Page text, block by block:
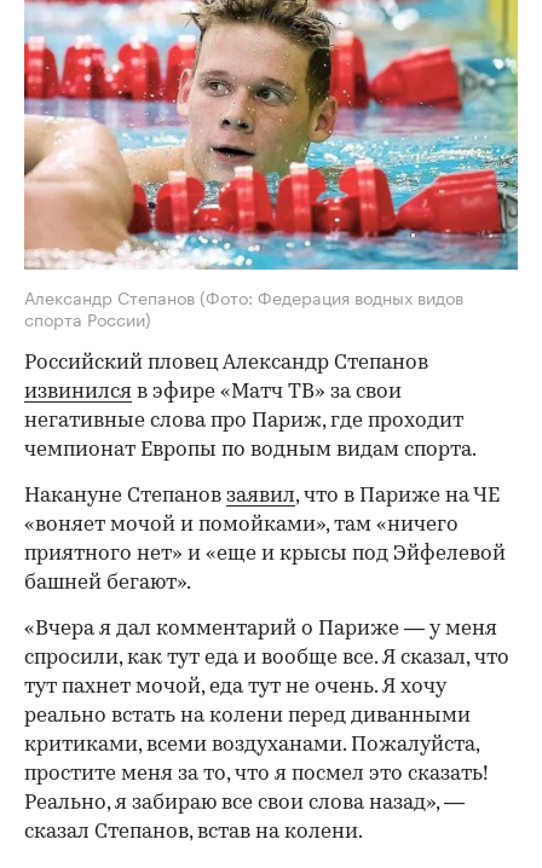
Александр Степанов (Фото: Федерация водных видов
спорта России)
Российский пловец Александр Степанов
извинился в эфире «Матч ТВ» за свои
негативные слова про Париж, где проходит
чемпионат Европы по водным видам спорта.
Накануне Степанов заявил, что в Париже на ЧЕ
«воняет мочой и помойками», там «ничего
приятного нет» и «еще и крысы под Эйфелевой
башней бегают».
«Вчера я дал комментарий о Париже — у меня
спросили, как тут еда и вообще все. Я сказал, что
тут пахнет мочой, еда тут не очень. Я хочу
реально встать на колени перед диванными
критиками, всеми воздуханами. Пожалуйста,
простите меня за то, что я посмел это сказать!
Реально, я забираю все свои слова назад», —
сказал Степанов, встав на колени.